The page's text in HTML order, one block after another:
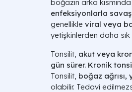
boğazın arka
enfeksiyonlarla
genellikle viral veya
yetişkinlerden daha sık
Tonsilit, akut veya
gün sürer. Kronik
Tonsilit, boğaz
olabilir. Tedavi